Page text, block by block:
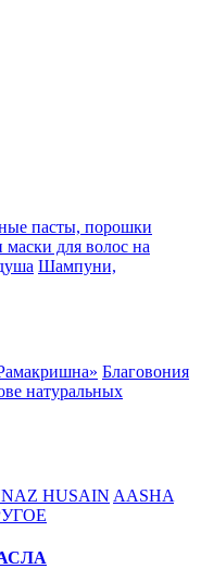
пасты, порошки
маски для волос на
Шампуни,
Благовония
натуральных
HUSAIN AASHA